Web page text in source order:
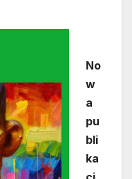
No
w
a
pu
bli
ka